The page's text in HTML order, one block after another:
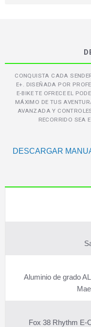
CONQUISTA CADA
E+. DISEÑADA POR
E-BIKE TE OFRECE EL
MÁXIMO DE TUS
AVANZADA Y
RECORRIDO SEA
DESCARGAR
Aluminio de grado
Fox 38 Rhythm E-